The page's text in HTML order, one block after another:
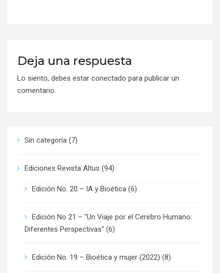
Deja una respuesta
Lo siento, debes estar conectado para publicar un
comentario.
Sin categoría (7)
Ediciones Revista Altus (94)
Edición No. 20 – IA y Bioética (6)
Edición No 21 – "Un Viaje por el Cerebro Humano:
Diferentes Perspectivas" (6)
Edición No. 19 – Bioética y mujer (2022) (8)